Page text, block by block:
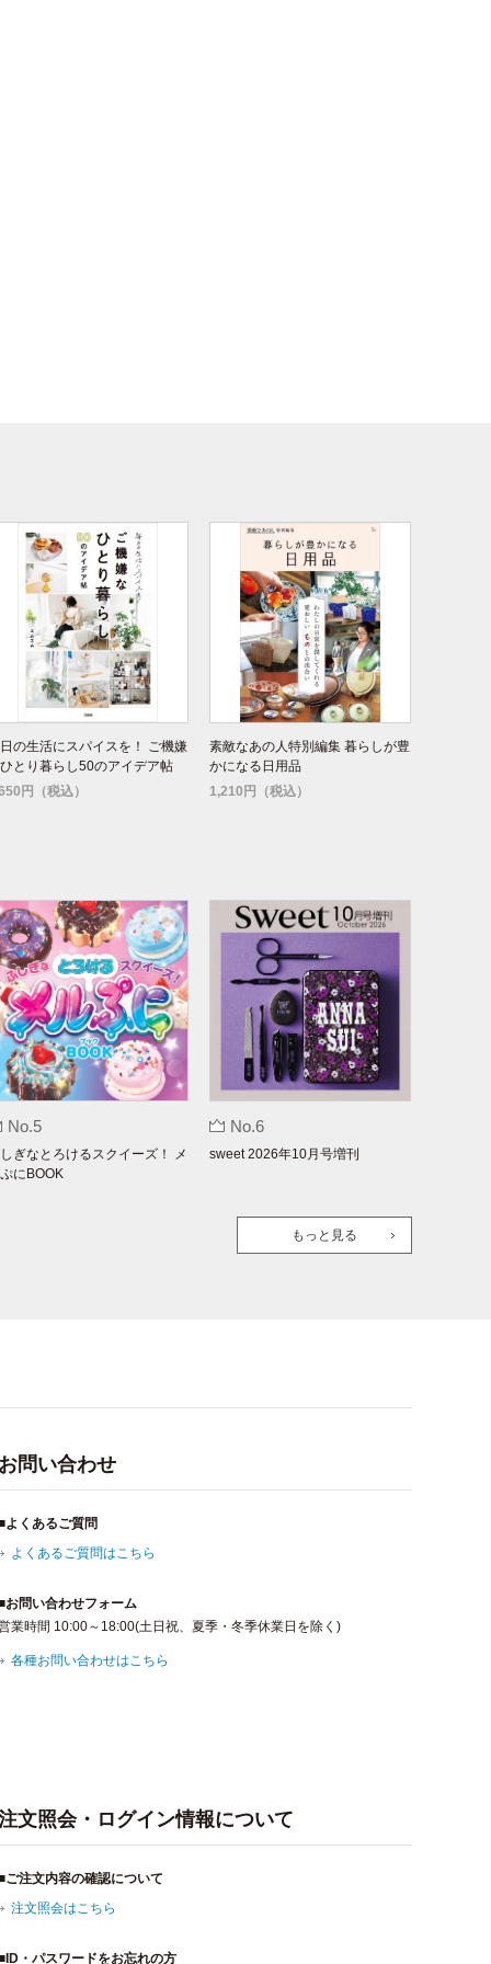
の生活にスパイスを！ ご機嫌
とり暮らし50のアイデア帖
円（税込）
素敵なあの人特別編集 暮らしが豊
かになる日用品
1,210円（税込）
No.5
ぎなとろけるスクイーズ！ メ
にBOOK
No.6
sweet 2026年10月号増刊
もっと見る
お問い合わせ
よくあるご質問
よくあるご質問はこちら
お問い合わせフォーム
業時間 10:00～18:00(土日祝、夏季・冬季休業日を除く)
各種お問い合わせはこちら
文照会・ログイン情報について
ご注文内容の確認について
注文照会はこちら
・パスワードをお忘れの方